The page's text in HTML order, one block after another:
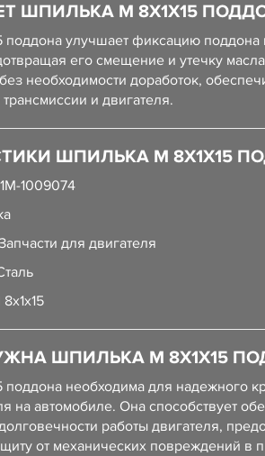
ШПИЛЬКА М 8Х1Х15
поддона улучшает фиксацию поддона
его смещение и утечку
необходимости доработок,
и двигателя.
ШПИЛЬКА М 8Х1Х15
1009074
для двигателя
ШПИЛЬКА М 8Х1Х15
поддона необходима для надежного
на автомобиле. Она способствует
работы двигателя,
от механических повреждений в